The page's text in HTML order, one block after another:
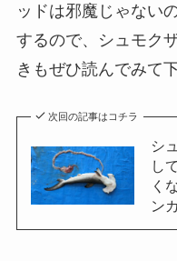
ッドは邪魔じゃない
するので、シュモク
きもぜひ読んでみて
次回の記事はコチラ
シ
し
く
ン